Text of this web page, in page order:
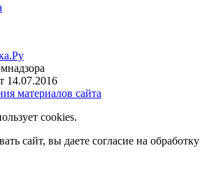
материалов сайта
cookies.
сайт, вы даете согласие на обработку